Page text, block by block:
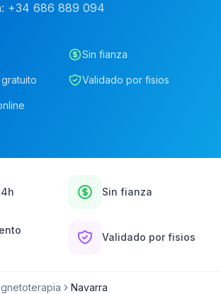
: +34 686 889 094
Sin fianza
Validado por fisios
Sin fianza
Validado por fisios
Navarra